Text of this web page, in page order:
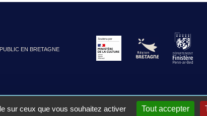
sur ceux que vous souhaitez activer Tout accepter
EN BRETAGNE
|Plan du site|Site réalisé avec SPIP|Se